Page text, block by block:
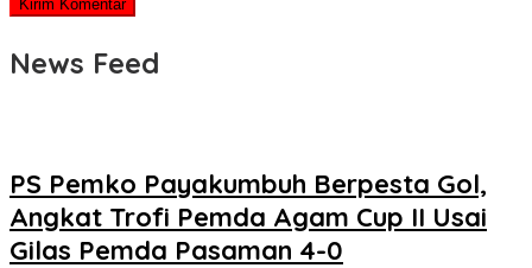
News Feed
PS Pemko Payakumbuh Berpesta Gol,
Angkat Trofi Pemda Agam Cup II Usai
Gilas Pemda Pasaman 4-0